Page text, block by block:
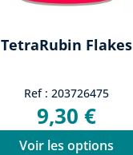
TetraRubin Flakes
Ref : 203726475
9,30 €
Voir les options